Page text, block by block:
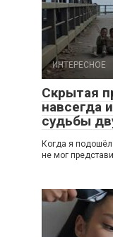
ИНТЕРЕСНОЕ
Скрытая
навсегда
судьбы
Когда я подошёл
не мог